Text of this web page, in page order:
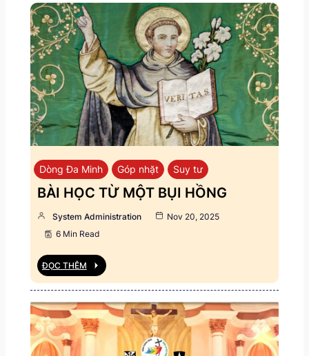
Dòng Đa Minh Góp nhặt Suy tư
BÀI HỌC TỪ MỘT BỤI HỒNG
System Administration
Nov 20, 2025
6 Min Read
ĐỌC THÊM